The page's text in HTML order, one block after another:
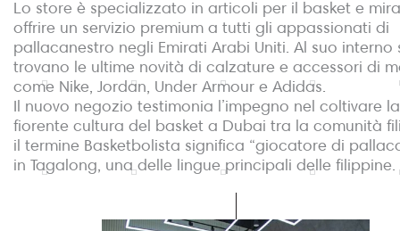
Lo store è specializzato in articoli per il basket e
offrire un servizio premium a tutti gli appassionati di
pallacanestro negli Emirati Arabi Uniti. Al suo interno
trovano le ultime novità di calzature e accessori di
come Nike, Jordan, Under Armour e Adidas.
Il nuovo negozio testimonia l’impegno nel coltivare la
fiorente cultura del basket a Dubai tra la comunità
il termine Basketbolista significa “giocatore di
in Tagalong, una delle lingue principali delle filippine.